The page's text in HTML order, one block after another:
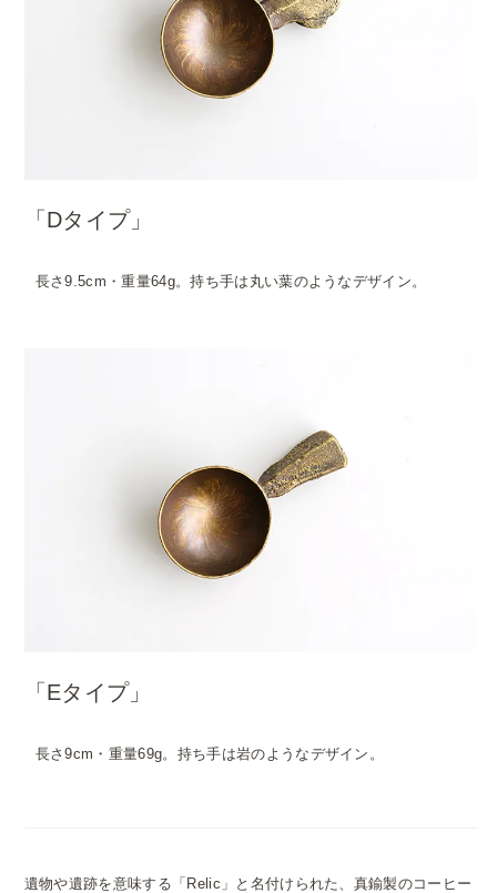
「Dタイプ」
長さ9.5cm・重量64g。持ち手は丸い葉のようなデザイン。
「Eタイプ」
長さ9cm・重量69g。持ち手は岩のようなデザイン。
遺物や遺跡を意味する「Relic」と名付けられた、真鍮製のコーヒー